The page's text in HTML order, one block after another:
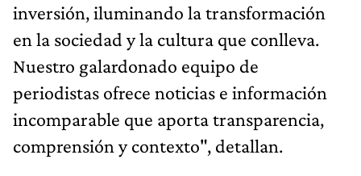
inversión, iluminando la transformación
en la sociedad y la cultura que conlleva.
Nuestro galardonado equipo de
periodistas ofrece noticias e información
incomparable que aporta transparencia,
comprensión y contexto", detallan.